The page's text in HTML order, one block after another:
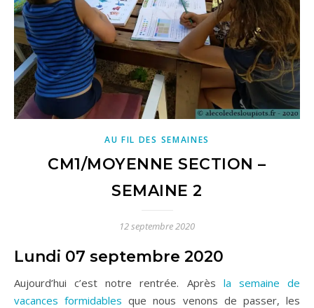
AU FIL DES SEMAINES
CM1/MOYENNE SECTION –
SEMAINE 2
12 septembre 2020
Lundi 07 septembre 2020
Aujourd’hui c’est notre rentrée. Après la semaine de
vacances formidables que nous venons de passer, les